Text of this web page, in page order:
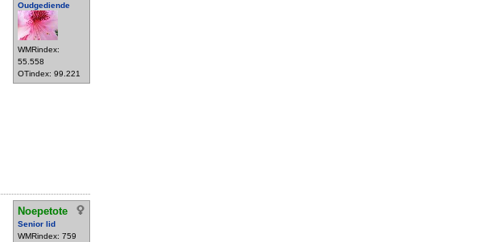
Oudgediende
WMRindex:
55.558
OTindex: 99.221
Noepetote
Senior lid
WMRindex: 759